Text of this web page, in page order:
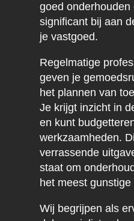
goed onderhouden
significant bij aan
je vastgoed.
Regelmatige
geven je
het plannen van
Je krijgt inzicht in
en kunt
werkzaamheden.
verrassende
staat om
het meest gunstige
Wij begrijpen als